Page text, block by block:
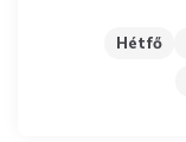
Hétfő